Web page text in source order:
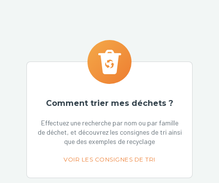
Comment trier mes déchets ?
Effectuez une recherche par nom ou par famille
de déchet, et découvrez les consignes de tri ainsi
que des exemples de recyclage
VOIR LES CONSIGNES DE TRI